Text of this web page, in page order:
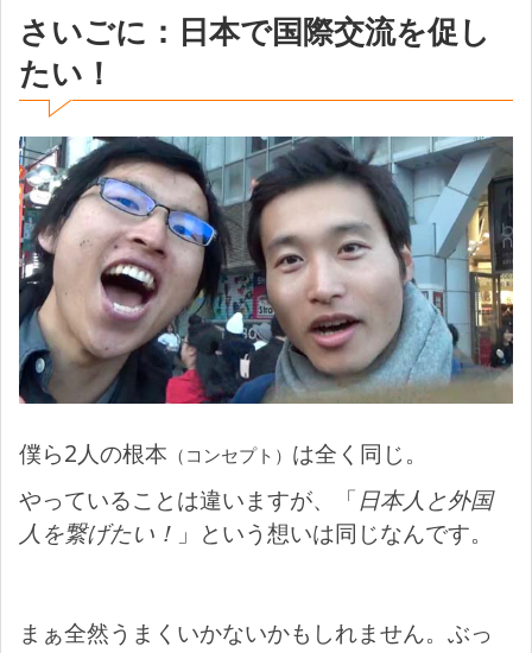
さいごに：日本で国際交流を促し
たい！
僕ら2人の根本 （コンセプト） は全く同じ。
やっていることは違いますが、「日本人と外国
人を繋げたい！ 」という想いは同じなんです。
まぁ全然うまくいかないかもしれません。ぶっ